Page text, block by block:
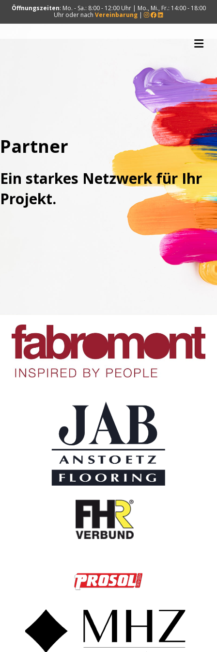
Öffnungszeiten: Mo. - Sa.: 8:00 - 12:00 Uhr | Mo., Mi., Fr.: 14:00 - 18:00
Uhr oder nach Vereinbarung |
Partner
Ein starkes Netzwerk für Ihr
Projekt.